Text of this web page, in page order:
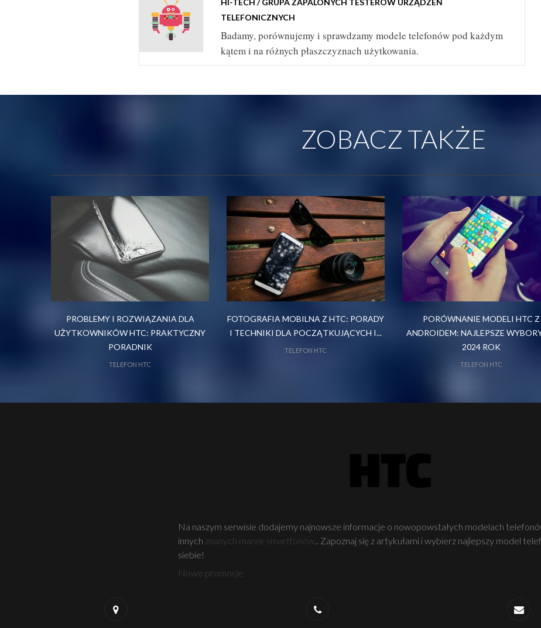
TELEFONICZNYCH
Badamy, porównujemy i sprawdzamy modele telefonów pod każdym
kątem i na różnych płaszczyznach użytkowania.
ZOBACZ TAKŻE
PROBLEMY I ROZWIĄZANIA DLA
UŻYTKOWNIKÓW HTC: PRAKTYCZNY
PORADNIK
TELEFON HTC
FOTOGRAFIA MOBILNA Z HTC: PORADY
I TECHNIKI DLA POCZĄTKUJĄCYCH I...
TELEFON HTC
PORÓWNANIE MODELI HTC Z
ANDROIDEM: NAJLEPSZE
2024 ROK
TELEFON HTC
Na naszym serwisie dodajemy najnowsze informacje o nowopowstałych modelach
innych znanych marek smartfonów .. Zapoznaj się z artykułami i wybierz najlepszy model
siebie!
Nowe promocje